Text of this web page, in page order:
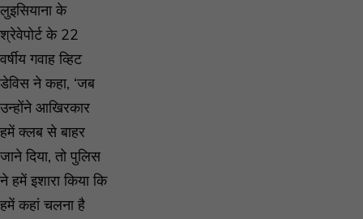
लुइसियाना के
श्रेवेपोर्ट के 22
वर्षीय गवाह व्हिट
डेविस ने कहा, ‘जब
उन्होंने आखिरकार
हमें क्लब से बाहर
जाने दिया, तो पुलिस
ने हमें इशारा किया कि
हमें कहां चलना है